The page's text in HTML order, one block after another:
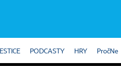
PODCASTY HRY PročNe